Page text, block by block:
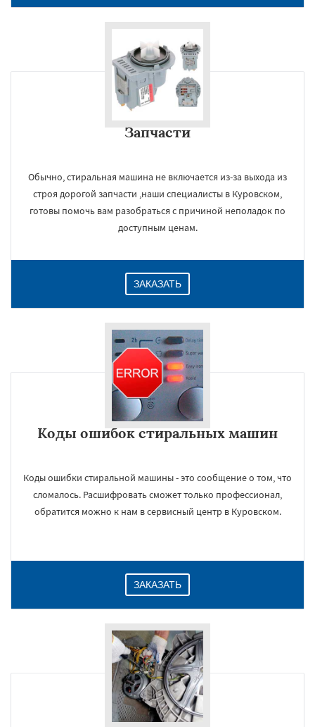
Запчасти
Обычно, стиральная машина не включается из-за выхода из
строя дорогой запчасти ,наши специалисты в Куровском,
готовы помочь вам разобраться с причиной неполадок по
доступным ценам.
ЗАКАЗАТЬ
Коды ошибок стиральных машин
Коды ошибки стиральной машины - это сообщение о том, что
сломалось. Расшифровать сможет только профессионал,
обратится можно к нам в сервисный центр в Куровском.
ЗАКАЗАТЬ